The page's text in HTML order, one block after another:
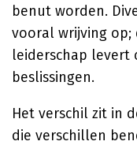
benut worden.
vooral wrijving op;
leiderschap levert
beslissingen.
Het verschil zit in
die verschillen